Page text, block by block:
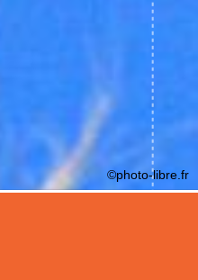
©photo-libre.fr